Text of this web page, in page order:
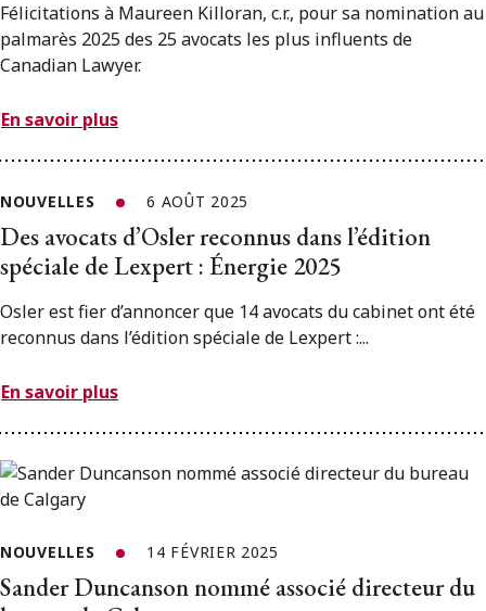
Félicitations à Maureen Killoran, c.r., pour sa nomination au
palmarès 2025 des 25 avocats les plus influents de
Canadian Lawyer.
En savoir plus
NOUVELLES 6 AOÛT 2025
Des avocats d’Osler reconnus dans l’édition
spéciale de Lexpert : Énergie 2025
Osler est fier d’annoncer que 14 avocats du cabinet ont été
reconnus dans l’édition spéciale de Lexpert :...
En savoir plus
NOUVELLES 14 FÉVRIER 2025
Sander Duncanson nommé associé directeur du